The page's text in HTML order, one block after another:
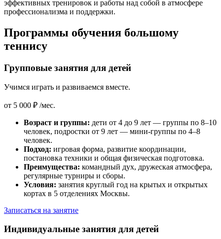
эффективных тренировок и работы над собой в атмосфере
профессионализма и поддержки.
Программы обучения большому
теннису
Групповые занятия для детей
Учимся играть и развиваемся вместе.
от 5 000 ₽ /мес.
Возраст и группы: дети от 4 до 9 лет — группы по 8–10
человек, подростки от 9 лет — мини-группы по 4–8
человек.
Подход: игровая форма, развитие координации,
постановка техники и общая физическая подготовка.
Преимущества: командный дух, дружеская атмосфера,
регулярные турниры и сборы.
Условия: занятия круглый год на крытых и открытых
кортах в 5 отделениях Москвы.
Записаться на занятие
Индивидуальные занятия для детей